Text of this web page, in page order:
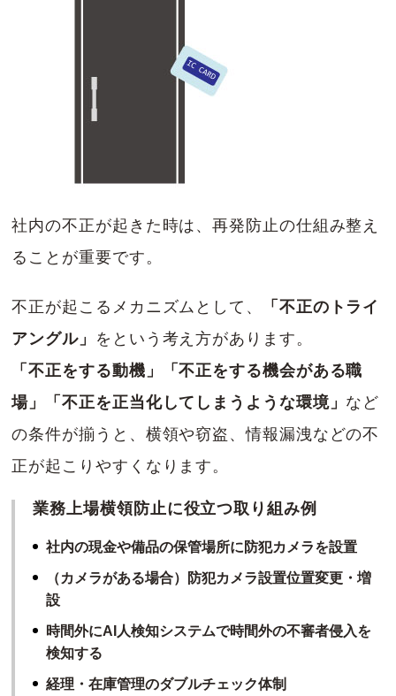
社内の不正が起きた時は、再発防止の仕組み整え
ることが重要です。
不正が起こるメカニズムとして、
「不正のトライ
アングル」
をという考え方があります。
「不正をする動機」「不正をする機会がある職
場」「不正を正当化してしまうような環境」 など
の条件が揃うと、横領や窃盗、情報漏洩などの不
正が起こりやすくなります。
業務上場横領防止に役立つ取り組み例
社内の現金や備品の保管場所に防犯カメラを設置
（カメラがある場合）防犯カメラ設置位置変更・増
設
時間外にAI人検知システムで時間外の不審者侵入を
検知する
経理・在庫管理のダブルチェック体制